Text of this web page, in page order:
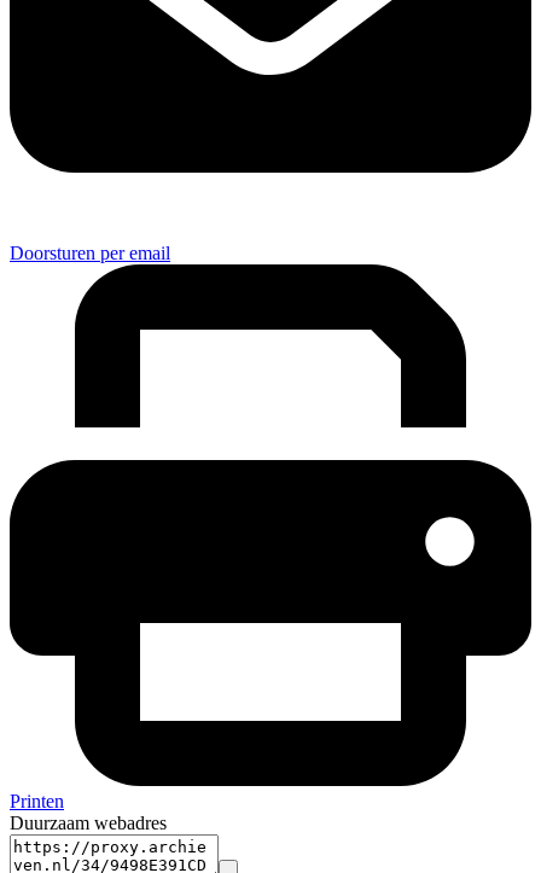
Doorsturen per email
Printen
Duurzaam webadres